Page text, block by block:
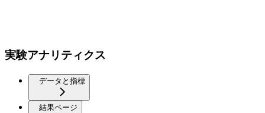
実験アナリティクス
データと指標
結果ページ